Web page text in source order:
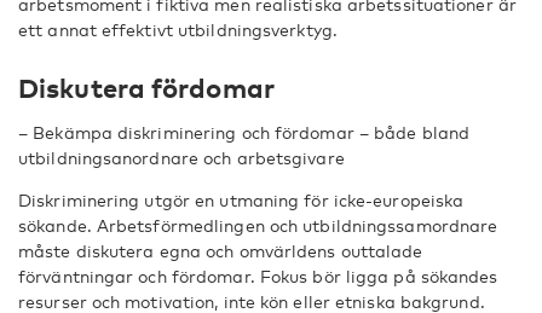
arbetsmoment i fiktiva men realistiska arbetssituationer är
ett annat effektivt utbildningsverktyg.
Diskutera fördomar
– Bekämpa diskriminering och fördomar – både bland
utbildningsanordnare och arbetsgivare
Diskriminering utgör en utmaning för icke-europeiska
sökande. Arbetsförmedlingen och utbildningssamordnare
måste diskutera egna och omvärldens outtalade
förväntningar och fördomar. Fokus bör ligga på sökandes
resurser och motivation, inte kön eller etniska bakgrund.